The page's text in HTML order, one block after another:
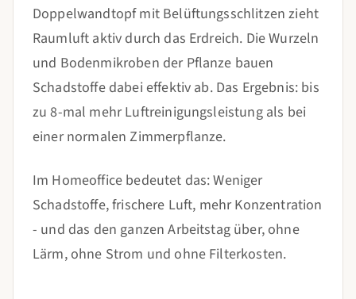
Doppelwandtopf mit Belüftungsschlitzen zieht
Raumluft aktiv durch das Erdreich. Die Wurzeln
und Bodenmikroben der Pflanze bauen
Schadstoffe dabei effektiv ab. Das Ergebnis: bis
zu 8-mal mehr Luftreinigungsleistung als bei
einer normalen Zimmerpflanze.
Im Homeoffice bedeutet das: Weniger
Schadstoffe, frischere Luft, mehr Konzentration
- und das den ganzen Arbeitstag über, ohne
Lärm, ohne Strom und ohne Filterkosten.